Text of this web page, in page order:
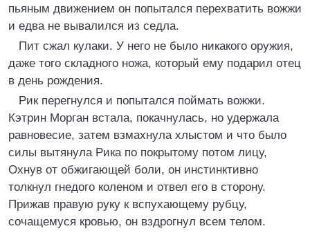
пьяным движением он попытался перехватить вожжи
и едва не вывалился из седла.
Пит сжал кулаки. У него не было никакого оружия,
даже того складного ножа, который ему подарил отец
в день рождения.
Рик перегнулся и попытался поймать вожжи.
Кэтрин Морган встала, покачнулась, но удержала
равновесие, затем взмахнула хлыстом и что было
силы вытянула Рика по покрытому потом лицу,
Охнув от обжигающей боли, он инстинктивно
толкнул гнедого коленом и отвел его в сторону.
Прижав правую руку к вспухающему рубцу,
сочащемуся кровью, он вздрогнул всем телом.